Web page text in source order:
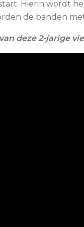
Hierin wordt
de banden
deze 2-jarige